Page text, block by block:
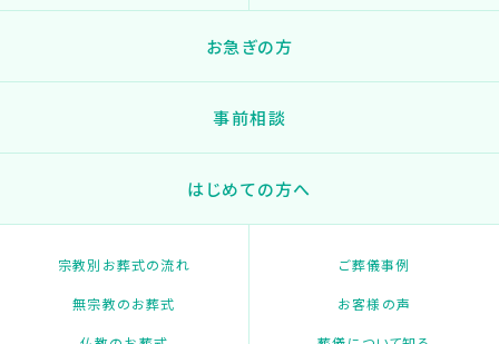
お急ぎの方
事前相談
はじめての方へ
宗教別お葬式の流れ
無宗教のお葬式
ご葬儀事例
お客様の声